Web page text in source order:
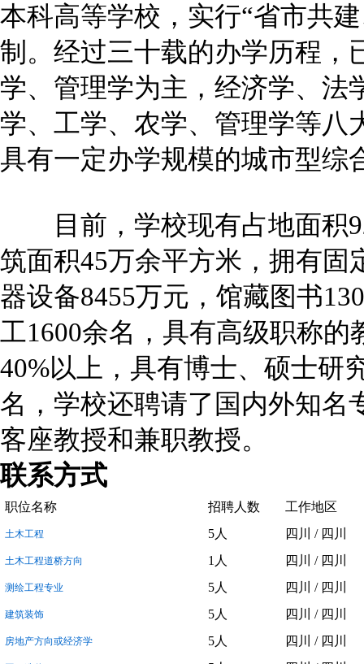
本科高等学校，实行“省市共
制。经过三十载的办学历程，
学、管理学为主，经济学、法
学、工学、农学、管理学等八
具有一定办学规模的城市型综
目前，学校现有占地面积
筑面积45万余平方米，拥有固
器设备8455万元，馆藏图书
工1600余名，具有高级职称的
40%以上，具有博士、硕士研
名，学校还聘请了国内外知名
客座教授和兼职教授。
联系方式
职位名称 招聘人数 工作地区
土木工程 5人 四川 / 四川
土木工程道桥方向 1人 四川 / 四川
测绘工程专业 5人 四川 / 四川
建筑装饰 5人 四川 / 四川
房地产方向或经济学 5人 四川 / 四川